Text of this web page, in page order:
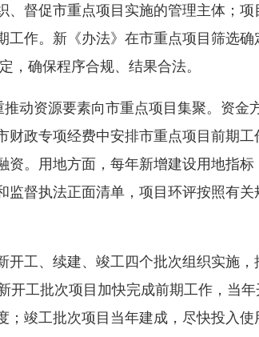
督促市重点项目实施的管理主体；项
作。新《办法》在市重点项目筛选确
，确保程序合规、结果合法。
动资源要素向市重点项目集聚。资金
政专项经费中安排市重点项目前期工
。用地方面，每年新增建设用地指标
监督执法正面清单，项目环评按照有关
工、续建、竣工四个批次组织实施，
开工批次项目加快完成前期工作，当年
竣工批次项目当年建成，尽快投入使